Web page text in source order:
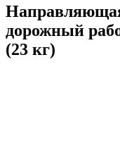
дорожный
(23 кг)